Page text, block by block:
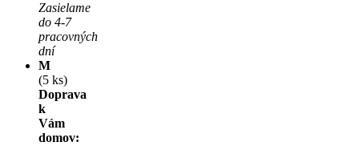
Zasielame
do 4-7
pracovných
dní
M
(5 ks)
Doprava
k
Vám
domov: